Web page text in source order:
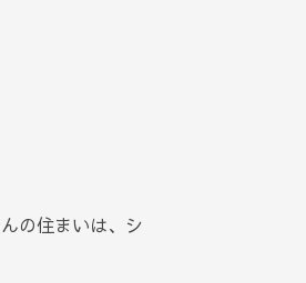
の住まいは、シ